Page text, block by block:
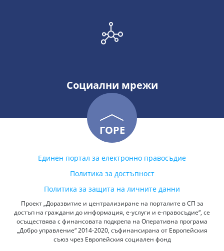
Социални мрежи
ГОРЕ
Единен портал за електронно правосъдие
Политика за достъпност
Политика за защита на личните данни
Проект „Доразвитие и централизиране на порталите в СП за
достъп на граждани до информация, е-услуги и е-правосъдие“, се
осъществява с финансовата подкрепа на Оперативна програма
„Добро управление“ 2014-2020, съфинансирана от Европейския
съюз чрез Европейския социален фонд